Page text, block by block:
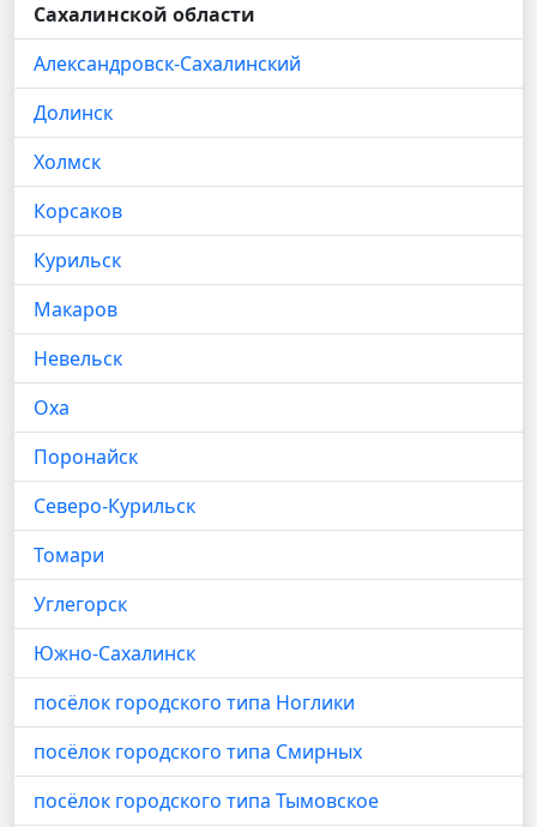
Сахалинской области
Александровск-Сахалинский
Долинск
Холмск
Корсаков
Курильск
Макаров
Невельск
Оха
Поронайск
Северо-Курильск
Томари
Углегорск
Южно-Сахалинск
посёлок городского типа Ноглики
посёлок городского типа Смирных
посёлок городского типа Тымовское